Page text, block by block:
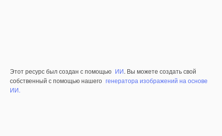
Этот ресурс был создан с помощью ИИ. Вы можете создать свой
собственный с помощью нашего генератора изображений на основе
ИИ.